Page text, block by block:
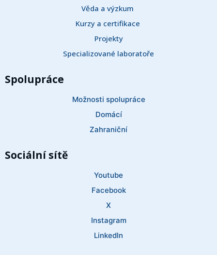
Věda a výzkum
Kurzy a certifikace
Projekty
Specializované laboratoře
Spolupráce
Možnosti spolupráce
Domácí
Zahraniční
Sociální sítě
Youtube
Facebook
X
Instagram
LinkedIn